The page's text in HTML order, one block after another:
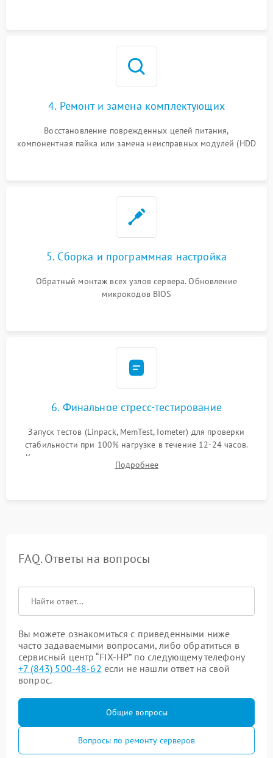
4. Ремонт и замена комплектующих
Восстановление поврежденных цепей питания,
компонентная пайка или замена неисправных модулей (HDD
5. Сборка и программная настройка
Обратный монтаж всех узлов сервера. Обновление
микрокодов BIOS
6. Финальное стресс-тестирование
Запуск тестов (Linpack, MemTest, Iometer) для проверки
стабильности при 100% нагрузке в течение 12-24 часов.
Контроль температурных режимов, проверка отсутствия
троттлинга и подготовка сервера к выдаче.
Подробнее
FAQ. Ответы на вопросы
Вы можете ознакомиться с приведенными ниже
часто задаваемыми вопросами, либо обратиться в
сервисный центр “FIX-HP” по следующему телефону
+7 (843) 500-48-62 если не нашли ответ на свой
вопрос.
Общие вопросы
Вопросы по ремонту серверов